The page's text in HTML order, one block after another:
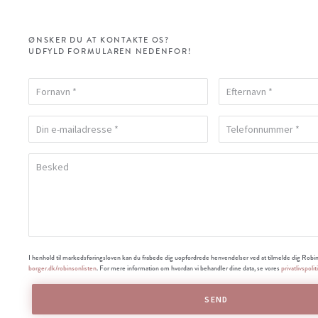
ØNSKER DU AT KONTAKTE OS?
UDFYLD FORMULAREN NEDENFOR!
I henhold til markedsføringsloven kan du frabede dig uopfordrede henvendelser ved at tilmelde dig
borger.dk/robinsonlisten. For mere information om hvordan vi behandler dine data, se vores